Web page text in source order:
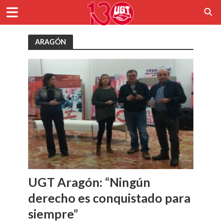
ARAGÓN
UGT Aragón: “Ningún
derecho es conquistado para
siempre”